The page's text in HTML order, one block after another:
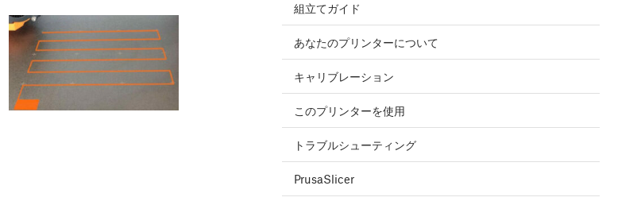
組立てガイド
あなたのプリンターについて
キャリブレーション
このプリンターを使用
トラブルシューティング
PrusaSlicer